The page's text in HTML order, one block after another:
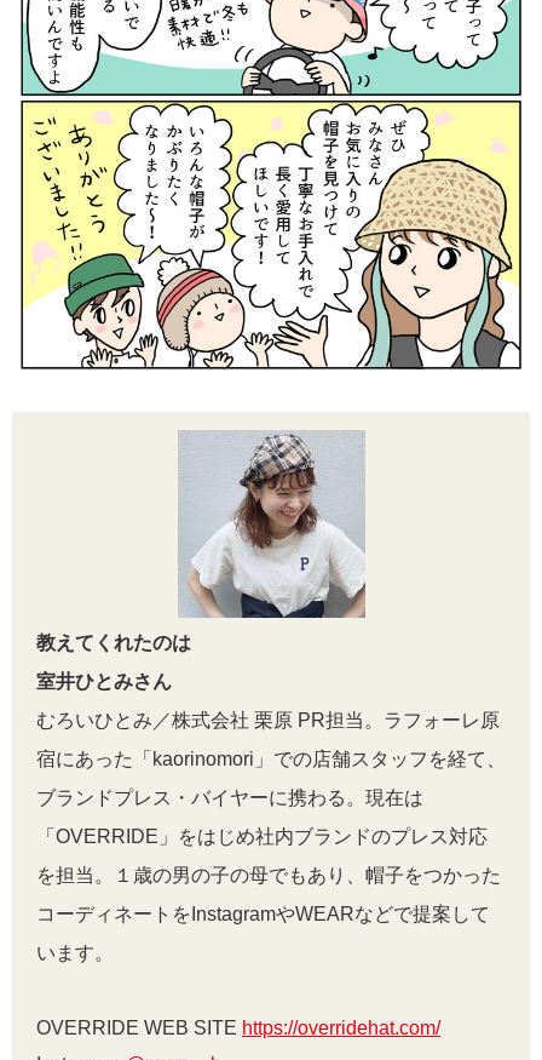
教えてくれたのは
室井ひとみさん
むろいひとみ／株式会社 栗原 PR担当。ラフォーレ原
宿にあった「kaorinomori」での店舗スタッフを経て、
ブランドプレス・バイヤーに携わる。現在は
「OVERRIDE」をはじめ社内ブランドのプレス対応
を担当。１歳の男の子の母でもあり、帽子をつかった
コーディネートをInstagramやWEARなどで提案して
います。
OVERRIDE WEB SITE https://overridehat.com/